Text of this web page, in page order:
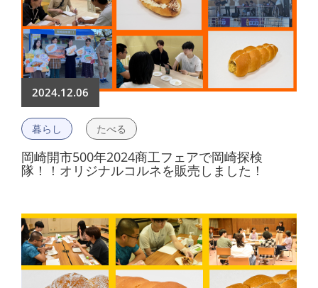
2024.12.06
暮らし たべる
岡崎開市500年2024商工フェアで岡崎探検
隊！！オリジナルコルネを販売しました！